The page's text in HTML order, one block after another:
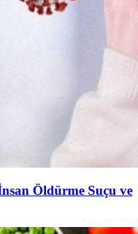
Öldürme Suçu ve